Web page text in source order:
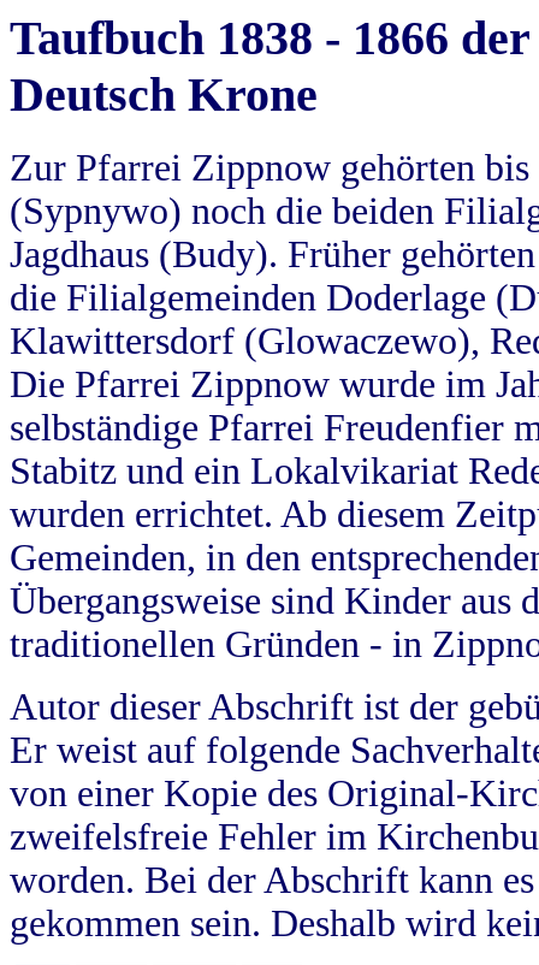
Taufbuch 1838 - 1866
Deutsch Krone
Zur Pfarrei Zippnow gehörten
(Sypnywo) noch die beiden
Jagdhaus (Budy). Früher
die Filialgemeinden Doderlage
Klawittersdorf (Glowaczewo),
Die Pfarrei Zippnow wurde im
selbständige Pfarrei Freudenfier
Stabitz und ein Lokalvikariat
wurden errichtet. Ab diesem
Gemeinden, in den
Übergangsweise sind Kinder aus
traditionellen Gründen - in
Autor dieser Abschrift ist der
Er weist auf folgende
von einer Kopie des Original-
zweifelsfreie Fehler im
worden. Bei der Abschrift kann
gekommen sein. Deshalb wird